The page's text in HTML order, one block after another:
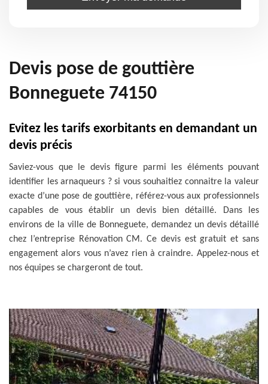
Devis pose de gouttière
Bonneguete 74150
Evitez les tarifs exorbitants en demandant un
devis précis
Saviez-vous que le devis figure parmi les éléments pouvant
identifier les arnaqueurs ? si vous souhaitiez connaitre la valeur
exacte d’une pose de gouttière, référez-vous aux professionnels
capables de vous établir un devis bien détaillé. Dans les
environs de la ville de Bonneguete, demandez un devis détaillé
chez l’entreprise Rénovation CM. Ce devis est gratuit et sans
engagement alors vous n’avez rien à craindre. Appelez-nous et
nos équipes se chargeront de tout.